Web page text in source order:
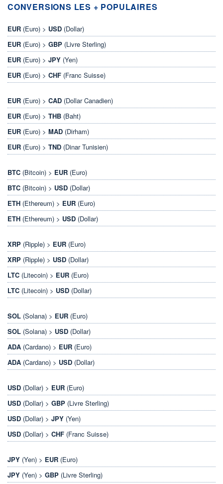
CONVERSIONS LES + POPULAIRES
EUR (Euro) > USD (Dollar)
EUR (Euro) > GBP (Livre Sterling)
EUR (Euro) > JPY (Yen)
EUR (Euro) > CHF (Franc Suisse)
EUR (Euro) > CAD (Dollar Canadien)
EUR (Euro) > THB (Baht)
EUR (Euro) > MAD (Dirham)
EUR (Euro) > TND (Dinar Tunisien)
BTC (Bitcoin) > EUR (Euro)
BTC (Bitcoin) > USD (Dollar)
ETH (Ethereum) > EUR (Euro)
ETH (Ethereum) > USD (Dollar)
XRP (Ripple) > EUR (Euro)
XRP (Ripple) > USD (Dollar)
LTC (Litecoin) > EUR (Euro)
LTC (Litecoin) > USD (Dollar)
SOL (Solana) > EUR (Euro)
SOL (Solana) > USD (Dollar)
ADA (Cardano) > EUR (Euro)
ADA (Cardano) > USD (Dollar)
USD (Dollar) > EUR (Euro)
USD (Dollar) > GBP (Livre Sterling)
USD (Dollar) > JPY (Yen)
USD (Dollar) > CHF (Franc Suisse)
JPY (Yen) > EUR (Euro)
JPY (Yen) > GBP (Livre Sterling)